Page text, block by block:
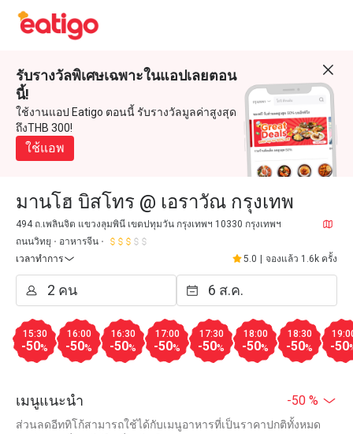
รับรางวัลพิเศษเฉพาะในแอปเลยตอน
นี้!
ใช้งานแอป Eatigo ตอนนี้ รับรางวัลมูลค่าสูงสุด
ถึงTHB 300!
ใช้แอพ
มานโฮ บิสโทร @ เอราวัณ กรุงเทพ
494 ถ.เพลินจิต แขวงลุมพินี เขตปทุมวัน กรุงเทพฯ 10330 กรุงเทพฯ
ถนนวิทยุ
อาหารจีน
เวลาทำการ
5.0 จองแล้ว 1.6k ครั้ง
15:30
-50%
16:00
-50%
16:30
-50%
17:00
-50%
17:30
-50%
18:00
-50%
18:30
-50% -50
เมนูแนะนำ -50 %
ส่วนลดอีททิโก้สามารถใช้ได้กับเมนูอาหารที่เป็นราคาปกติทั้งหมด